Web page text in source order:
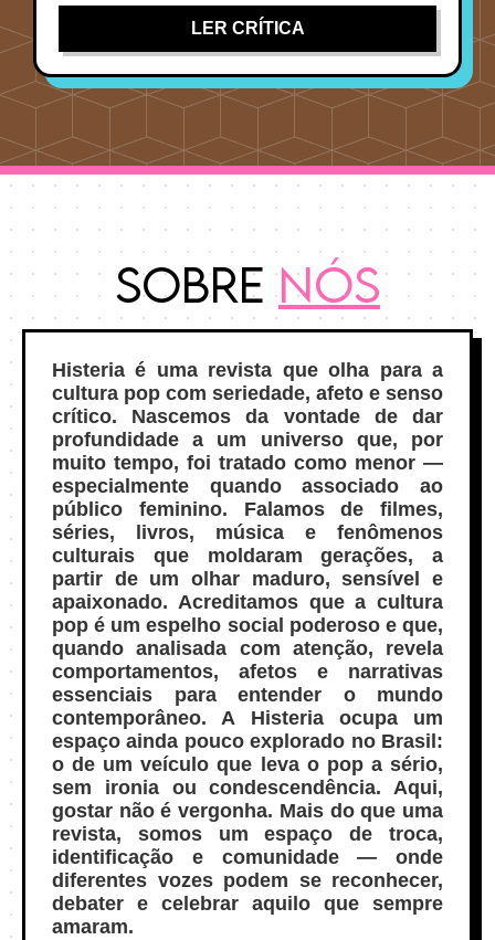
LER CRÍTICA
SobreNós
Histeria é uma revista que olha para a
cultura pop com seriedade, afeto e senso
crítico. Nascemos da vontade de dar
profundidade a um universo que, por
muito tempo, foi tratado como menor —
especialmente quando associado ao
público feminino. Falamos de filmes,
séries, livros, música e fenômenos
culturais que moldaram gerações, a
partir de um olhar maduro, sensível e
apaixonado. Acreditamos que a cultura
pop é um espelho social poderoso e que,
quando analisada com atenção, revela
comportamentos, afetos e narrativas
essenciais para entender o mundo
contemporâneo. A Histeria ocupa um
espaço ainda pouco explorado no Brasil:
o de um veículo que leva o pop a sério,
sem ironia ou condescendência. Aqui,
gostar não é vergonha. Mais do que uma
revista, somos um espaço de troca,
identificação e comunidade — onde
diferentes vozes podem se reconhecer,
debater e celebrar aquilo que sempre
amaram.